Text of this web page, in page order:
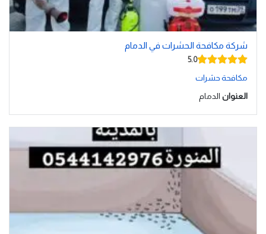
شركة مكافحة الحشرات في الدمام
5.0
مكافحة حشرات
العنوان الدمام